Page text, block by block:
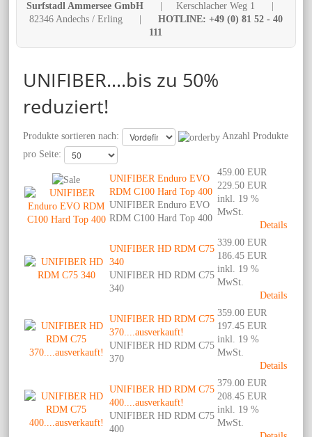
Surfstadl Ammersee GmbH | Kerschlacher Weg 1 |
82346 Andechs / Erling | HOTLINE: +49 (0) 81 52 - 40
111
UNIFIBER....bis zu 50%
reduziert!
Produkte sortieren nach:
Anzahl Produkte
pro Seite:
UNIFIBER Enduro EVO
RDM C100 Hard Top 400
UNIFIBER Enduro EVO
RDM C100 Hard Top 400
459.00 EUR
229.50 EUR
inkl. 19 %
MwSt.
Details
UNIFIBER HD RDM C75
340
UNIFIBER HD RDM C75
340
339.00 EUR
186.45 EUR
inkl. 19 %
MwSt.
Details
UNIFIBER HD RDM C75
370....ausverkauft!
UNIFIBER HD RDM C75
370
359.00 EUR
197.45 EUR
inkl. 19 %
MwSt.
Details
UNIFIBER HD RDM C75
400....ausverkauft!
UNIFIBER HD RDM C75
400
379.00 EUR
208.45 EUR
inkl. 19 %
MwSt.